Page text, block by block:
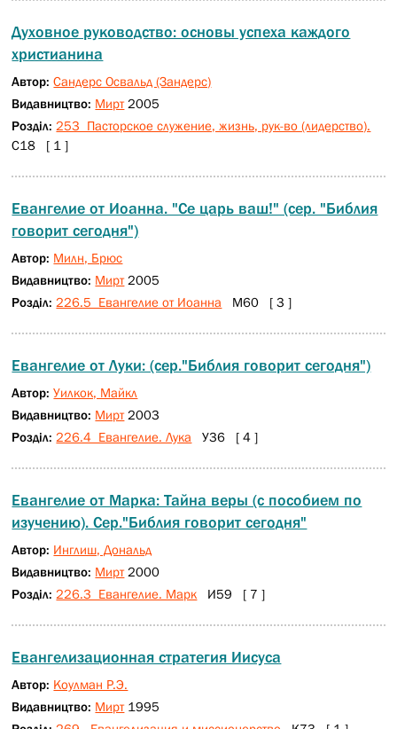
Духовное руководство: основы успеха каждого
христианина
Автор:Сандерс Освальд (Зандерс)
Видавництво: Мирт2005
Розділ: 253 Пасторское служение, жизнь, рук-во (лидерство).
С18 [ 1 ]
Евангелие от Иоанна. "Се царь ваш!" (сер. "Библия
говорит сегодня")
Автор: Милн, Брюс
Видавництво: Мирт2005
Розділ: 226.5 Евангелие от Иоанна М60 [ 3 ]
Евангелие от Луки: (сер."Библия говорит сегодня")
Автор:Уилкок, Майкл
Видавництво: Мирт2003
Розділ: 226.4 Евангелие. Лука У36 [ 4 ]
Евангелие от Марка: Тайна веры (с пособием по
изучению). Сер."Библия говорит сегодня"
Автор: Инглиш, Дональд
Видавництво: Мирт2000
Розділ: 226.3 Евангелие. Марк И59 [ 7 ]
Евангелизационная стратегия Иисуса
Автор: Коулман Р.Э.
Видавництво: Мирт1995